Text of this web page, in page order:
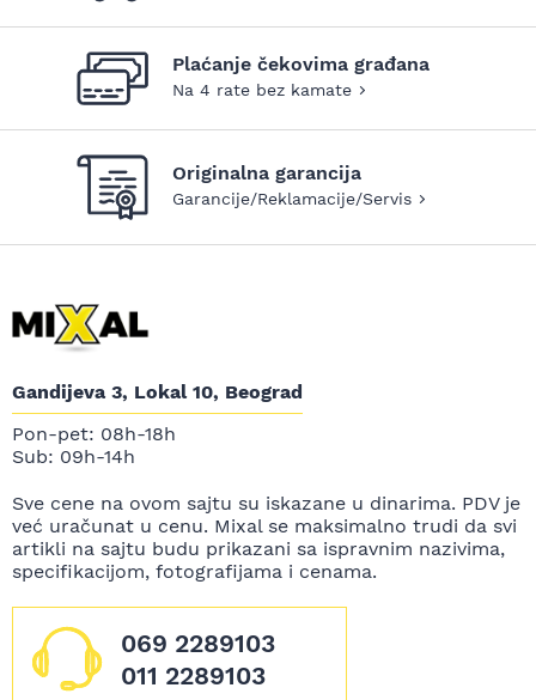
Plaćanje čekovima građana
Na 4 rate bez kamate
Originalna garancija
Garancije/Reklamacije/Servis
Gandijeva 3, Lokal 10, Beograd
Pon-pet: 08h-18h
Sub: 09h-14h
Sve cene na ovom sajtu su iskazane u dinarima. PDV je
već uračunat u cenu. Mixal se maksimalno trudi da svi
artikli na sajtu budu prikazani sa ispravnim nazivima,
specifikacijom, fotografijama i cenama.
069 2289103
011 2289103